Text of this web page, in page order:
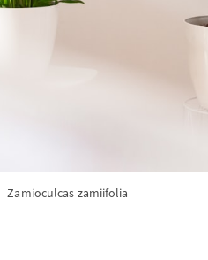
Zamioculcas zamiifolia